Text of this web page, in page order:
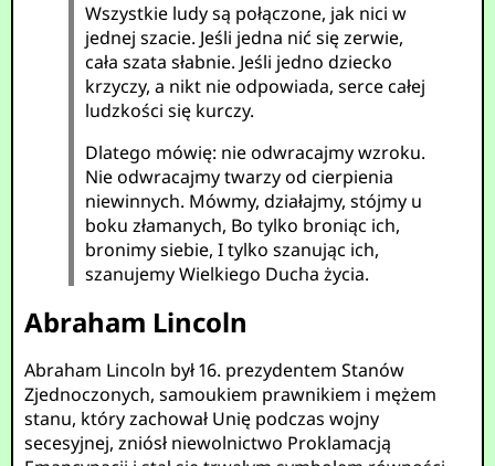
Wszystkie ludy są połączone, jak nici w
jednej szacie. Jeśli jedna nić się zerwie,
cała szata słabnie. Jeśli jedno dziecko
krzyczy, a nikt nie odpowiada, serce całej
ludzkości się kurczy.
Dlatego mówię: nie odwracajmy wzroku.
Nie odwracajmy twarzy od cierpienia
niewinnych. Mówmy, działajmy, stójmy u
boku złamanych, Bo tylko broniąc ich,
bronimy siebie, I tylko szanując ich,
szanujemy Wielkiego Ducha życia.
Abraham Lincoln
Abraham Lincoln był 16. prezydentem Stanów
Zjednoczonych, samoukiem prawnikiem i mężem
stanu, który zachował Unię podczas wojny
secesyjnej, zniósł niewolnictwo Proklamacją